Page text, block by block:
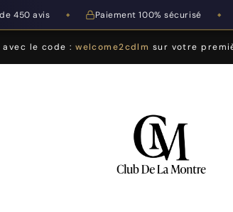
450 avis ◆ Paiement 100% sécurisé ◆
avec le code :welcome2cdlm sur votre